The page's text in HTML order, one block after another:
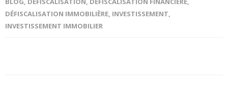
DÉFISCALISATION IMMOBILIÈRE, INVESTISSEMENT,
INVESTISSEMENT IMMOBILIER